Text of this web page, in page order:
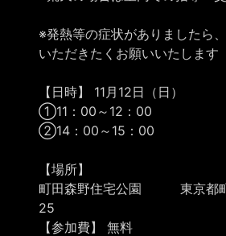
※発熱等の症状がありましたら
いただきたくお願いいたします
【日時】 11月12日（日）
①11：00～12：00
②14：00～15：00
【場所】
町田森野住宅公園 東京都
25
【参加費】 無料